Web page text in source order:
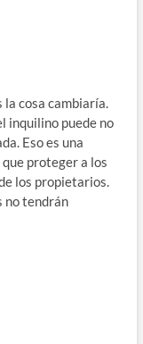
cosa cambiaría.
inquilino puede no
Eso es una
proteger a los
los propietarios.
no tendrán